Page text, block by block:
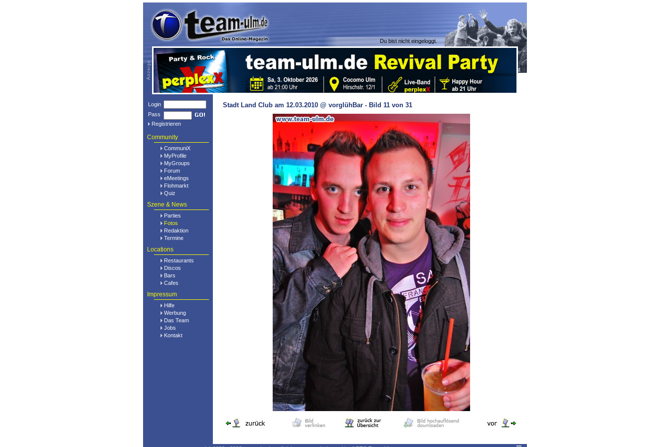
Du bist nicht eingeloggt.
Login
Pass
Registrieren
Community
CommuniX
MyProfile
MyGroups
Forum
eMeetings
Flohmarkt
Quiz
Szene & News
Parties
Fotos
Redaktion
Termine
Locations
Restaurants
Discos
Bars
Cafes
Impressum
Hilfe
Werbung
Das Team
Jobs
Kontakt
Stadt Land Club am 12.03.2010 @ vorglühBar - Bild 11 von 31